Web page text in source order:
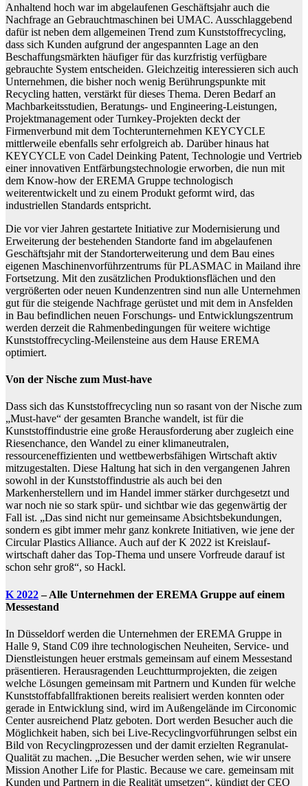
Anhaltend hoch war im abgelaufenen Geschäftsjahr auch die
Nachfrage an Gebrauchtmaschinen bei UMAC. Ausschlaggebend
dafür ist neben dem allgemeinen Trend zum Kunststoffrecycling,
dass sich Kunden aufgrund der angespannten Lage an den
Beschaffungsmärkten häufiger für das kurzfristig verfügbare
gebrauchte System entscheiden. Gleichzeitig interessieren sich auch
Unternehmen, die bisher noch wenig Berührungspunkte mit
Recycling hatten, verstärkt für dieses Thema. Deren Bedarf an
Machbarkeitsstudien, Beratungs- und Engineering-Leistungen,
Projektmanagement oder Turnkey-Projekten deckt der
Firmenverbund mit dem Tochterunternehmen KEYCYCLE
mittlerweile ebenfalls sehr erfolgreich ab. Darüber hinaus hat
KEYCYCLE von Cadel Deinking Patent, Technologie und Vertrieb
einer innovativen Entfärbungstechnologie erworben, die nun mit
dem Know-how der EREMA Gruppe technologisch
weiterentwickelt und zu einem Produkt geformt wird, das
industriellen Standards entspricht.
Die vor vier Jahren gestartete Initiative zur Modernisierung und
Erweiterung der bestehenden Standorte fand im abgelaufenen
Geschäftsjahr mit der Standorterweiterung und dem Bau eines
eigenen Maschinenvorführzentrums für PLASMAC in Mailand ihre
Fortsetzung. Mit den zusätzlichen Produktionsflächen und den
vergrößerten oder neuen Kundenzentren sind nun alle Unternehmen
gut für die steigende Nachfrage gerüstet und mit dem in Ansfelden
in Bau befindlichen neuen Forschungs- und Entwicklungszentrum
werden derzeit die Rahmenbedingungen für weitere wichtige
Kunststoffrecycling-Meilensteine aus dem Hause EREMA
optimiert.
Von der Nische zum Must-have
Dass sich das Kunststoffrecycling nun so rasant von der Nische zum
„Must-have“ der gesamten Branche wandelt, ist für die
Kunststoffindustrie eine große Herausforderung aber zugleich eine
Riesenchance, den Wandel zu einer klimaneutralen,
ressourceneffizienten und wettbewerbsfähigen Wirtschaft aktiv
mitzugestalten. Diese Haltung hat sich in den vergangenen Jahren
sowohl in der Kunststoffindustrie als auch bei den
Markenherstellern und im Handel immer stärker durchgesetzt und
war noch nie so stark spür- und sichtbar wie das gegenwärtig der
Fall ist. „Das sind nicht nur gemeinsame Absichtsbekundungen,
sondern es gibt immer mehr ganz konkrete Initiativen, wie jene der
Circular Plastics Alliance. Auch auf der K 2022 ist Kreislauf-
wirtschaft daher das Top-Thema und unsere Vorfreude darauf ist
schon sehr groß“, so Hackl.
K 2022– Alle Unternehmen der EREMA Gruppe auf einem
Messestand
In Düsseldorf werden die Unternehmen der EREMA Gruppe in
Halle 9, Stand C09 ihre technologischen Neuheiten, Service- und
Dienstleistungen heuer erstmals gemeinsam auf einem Messestand
präsentieren. Herausragenden Leuchtturmprojekten, die zeigen
welche Lösungen gemeinsam mit Partnern und Kunden für welche
Kunststoffabfallfraktionen bereits realisiert werden konnten oder
gerade in Entwicklung sind, wird im Außengelände im Circonomic
Center ausreichend Platz geboten. Dort werden Besucher auch die
Möglichkeit haben, sich bei Live-Recyclingvorführungen selbst ein
Bild von Recyclingprozessen und der damit erzielten Regranulat-
Qualität zu machen. „Die Besucher werden sehen, wie wir unsere
Mission Another Life for Plastic. Because we care. gemeinsam mit
Kunden und Partnern in die Realität umsetzen“, kündigt der CEO